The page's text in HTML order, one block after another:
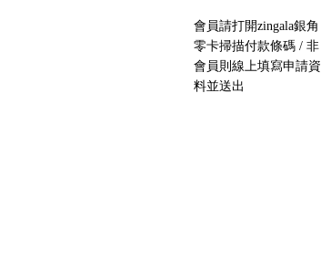
會員請打開zingala銀角
零卡掃描付款條碼 / 非
會員則線上填寫申請資
料並送出